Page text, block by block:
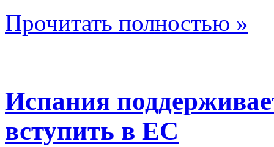
Прочитать полностью »
Испания
вступить в ЕС